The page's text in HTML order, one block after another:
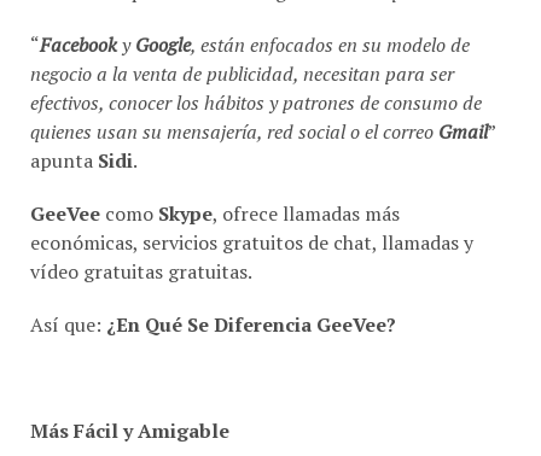
“FacebookyGoogle, están enfocados en su modelo de
negocio a la venta de publicidad, necesitan para ser
efectivos, conocer los hábitos y patrones de consumo de
quienes usan su mensajería, red social o el correo Gmail”
apunta Sidi
GeeVee como Skype , ofrece llamadas más
económicas, servicios gratuitos de chat, llamadas y
vídeo gratuitas gratuitas.
Así que: ¿En Qué Se Diferencia GeeVee?
Más Fácil y Amigable